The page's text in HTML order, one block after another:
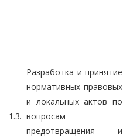
1.3.
Разработка и принятие
нормативных правовых
и локальных актов по
вопросам
предотвращения и